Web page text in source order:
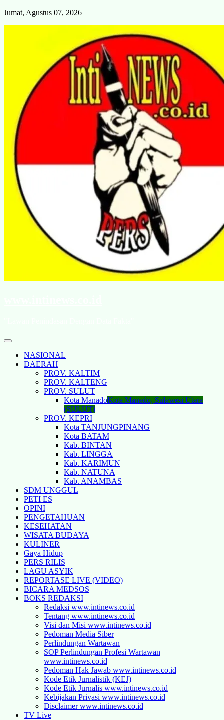
Skip
Jumat, Agustus 07, 2026
NASIONAL
DAERAH
PROV. KALTIM
PROV. KALTENG
PROV. SULUT
Kota ManadoKota Manado, Sulawesi Utara
(SULUT)
PROV. KEPRI
Kota TANJUNGPINANG
Kota BATAM
Kab. BINTAN
Kab. LINGGA
Kab. KARIMUN
Kab. NATUNA
Kab. ANAMBAS
SDM UNGGUL
PETI ES
OPINI
PENGETAHUAN
KESEHATAN
WISATA BUDAYA
KULINER
Gaya Hidup
PERS RILIS
LAGU ASYIK
REPORTASE LIVE (VIDEO)
BICARA MEDSOS
BOKS REDAKSI
Redaksi www.intinews.co.id
Tentang www.intinews.co.id
Visi dan Misi www.intinews.co.id
Pedoman Media Siber
Perlindungan Wartawan
SOP Perlindungan Profesi Wartawan
www.intinews.co.id
Pedoman Hak Jawab www.intinews.co.id
Kode Etik Jurnalistik (KEJ)
Kode Etik Jurnalis www.intinews.co.id
Kebijakan Privasi www.intinews.co.id
Disclaimer www.intinews.co.id
TV Live